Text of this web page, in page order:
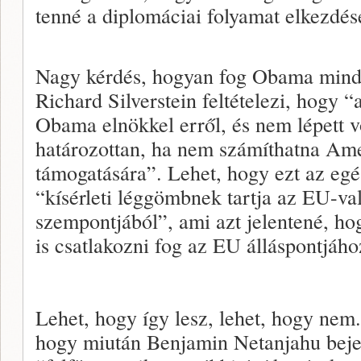
tenné a diplomáciai folyamat
Nagy kérdés, hogyan fog Obama
Richard Silverstein feltételezi, hogy
Obama elnökkel erről, és nem lépett
határozottan, ha nem számíthatna
támogatására”. Lehet, hogy ezt az
“kísérleti léggömbnek tartja az EU-
szempontjából”, ami azt jelentené,
is csatlakozni fog az EU
Lehet, hogy így lesz, lehet, hogy
hogy miután Benjamin Netanjahu